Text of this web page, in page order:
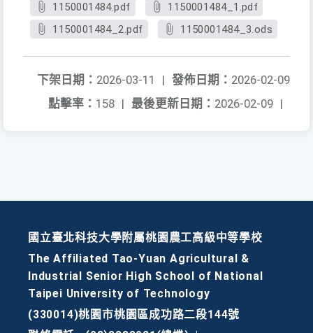
1150001484.pdf
1150001484_1.pdf
1150001484_2.pdf
1150001484_3.ods
發佈日期： 2026-02-09
下架日期： 2026-03-11
|
最後更新日期： 2026-02-09 |
點擊率： 158 |
國立臺北科技大學附屬桃園農工高級中等學校
The Affiliated Tao-Yuan Agricultural &
Industrial Senior High School of National
Taipei University of Technology
(330014)桃園市桃園區成功路二段144號